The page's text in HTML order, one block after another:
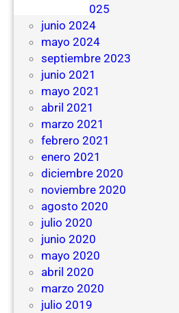
febrero 2025
junio 2024
mayo 2024
septiembre 2023
junio 2021
mayo 2021
abril 2021
marzo 2021
febrero 2021
enero 2021
diciembre 2020
noviembre 2020
agosto 2020
julio 2020
junio 2020
mayo 2020
abril 2020
marzo 2020
julio 2019